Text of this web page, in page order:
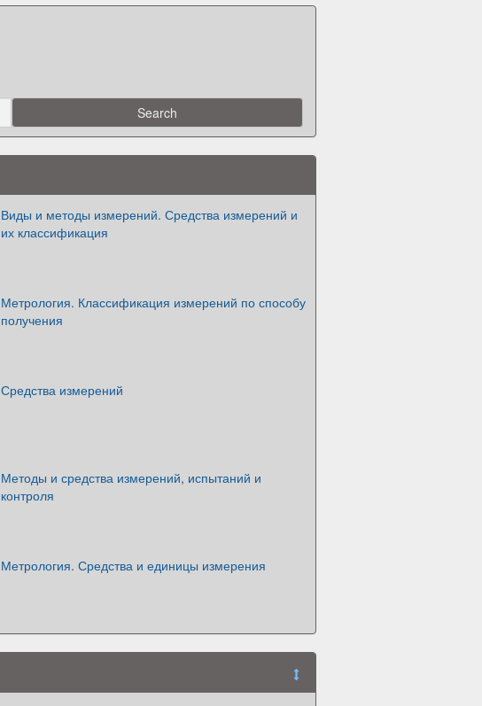
Виды и методы измерений. Средства измерений и
их классификация
Метрология. Классификация измерений по способу
получения
Средства измерений
Методы и средства измерений, испытаний и
контроля
Метрология. Средства и единицы измерения